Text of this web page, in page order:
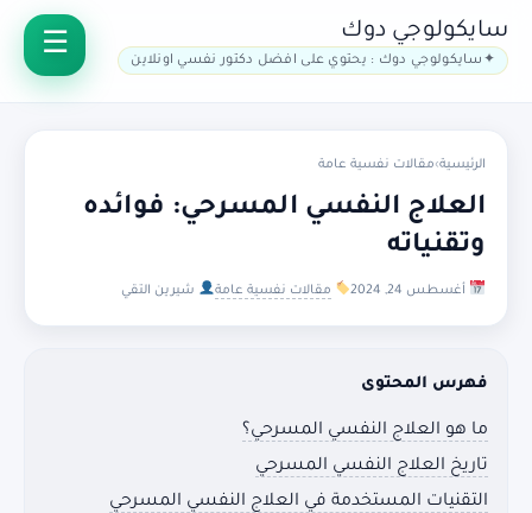
سايكولوجي دوك
سايكولوجي دوك : يحتوي على افضل دكتور نفسي اونلاين
الرئيسية›مقالات نفسية عامة
العلاج النفسي المسرحي: فوائده
وتقنياته
أغسطس 24, 2024 مقالات نفسية عامة شيرين التقي
فهرس المحتوى
ما هو العلاج النفسي المسرحي؟
تاريخ العلاج النفسي المسرحي
التقنيات المستخدمة في العلاج النفسي المسرحي